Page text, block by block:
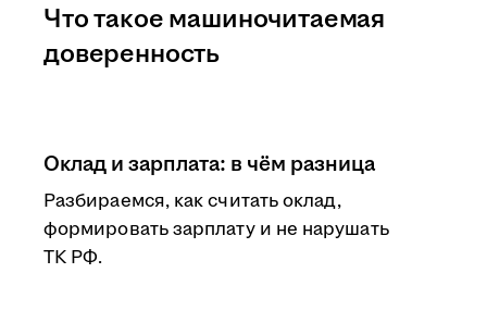
Оклад и зарплата: в чём разница
Разбираемся, как считать оклад,
формировать зарплату и не нарушать
ТК РФ.
Что такое машиночитаемая
доверенность